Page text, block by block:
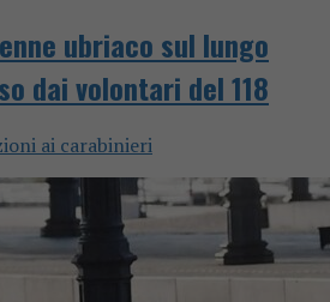
ubriaco sul lungo
dai volontari del 118
ai carabinieri